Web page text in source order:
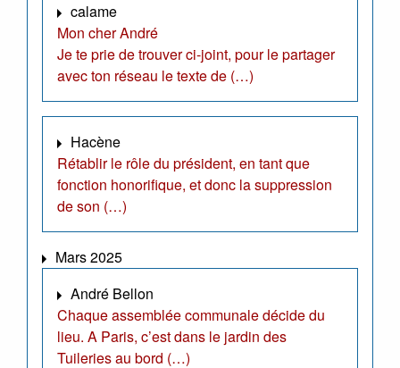
calame
Mon cher André
Je te prie de trouver ci-joint, pour le partager
avec ton réseau le texte de (…)
Hacène
Rétablir le rôle du président, en tant que
fonction honorifique, et donc la suppression
de son (…)
Mars 2025
André Bellon
Chaque assemblée communale décide du
lieu. A Paris, c’est dans le jardin des
Tuileries au bord (…)